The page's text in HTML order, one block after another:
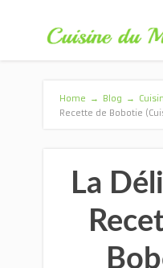
Home → Blog →
Recette de Bobotie
La